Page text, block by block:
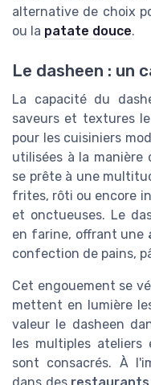
alternative de choix
ou la patate douce.
Le dasheen : un
La capacité du
saveurs et textures
pour les cuisiniers
utilisées à la manière
se prête à une
frites, rôti ou encore
et onctueuses. Le
en farine, offrant une
confection de pains,
Cet engouement se
mettent en lumière
valeur le dasheen
les multiples
sont consacrés. À
dans des